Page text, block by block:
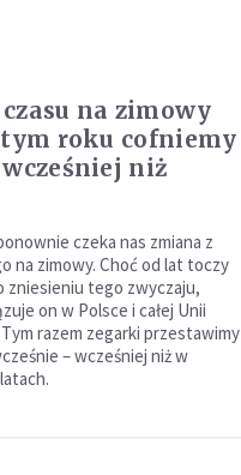
na zimowy
tym roku cofniemy
niż
czeka nas zmiana z
na zimowy. Choć od lat toczy
zniesieniu tego zwyczaju,
on w Polsce i całej Unii
razem zegarki przestawimy
– wcześniej niż w